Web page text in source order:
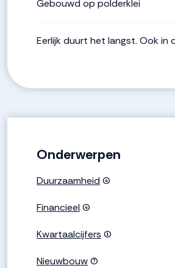
Gebouwd op polderklei
Eerlijk duurt het langst. Ook in
Onderwerpen
Duurzaamheid (4)
Financieel (4)
Kwartaalcijfers (1)
Nieuwbouw(7)